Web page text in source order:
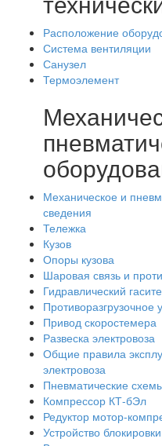
Расположение
Система вентиляции
Санузел
Термоэлемент
Механическое и
сведения
Тележка
Кузов
Опоры кузова
Шаровая связь и
Гидравлический
Противоразгрузочное
Привод скоростемера
Развеска электровоза
Общие правила
электровоза
Пневматические
Компрессор КТ-бЭл
Редуктор мотор-
Устройство